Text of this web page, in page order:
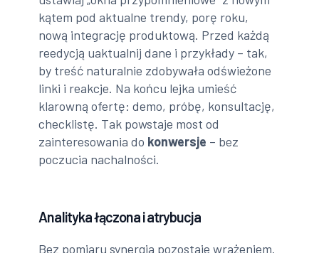
kątem pod aktualne trendy, porę roku,
nową integrację produktową. Przed każdą
reedycją uaktualnij dane i przykłady – tak,
by treść naturalnie zdobywała odświeżone
linki i reakcje. Na końcu lejka umieść
klarowną ofertę: demo, próbę, konsultację,
checklistę. Tak powstaje most od
zainteresowania do konwersje – bez
poczucia nachalności.
Analityka łączona i atrybucja
Bez pomiaru synergia pozostaje wrażeniem.